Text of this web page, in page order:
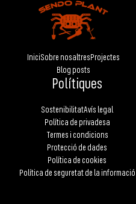
IniciSobre nosaltres Projectes
Blog posts
Polítiques
SostenibilitatAvís legal
Política de privadesa
Termes i condicions
Protecció de dades
Política de cookies
Política de seguretat de la informació